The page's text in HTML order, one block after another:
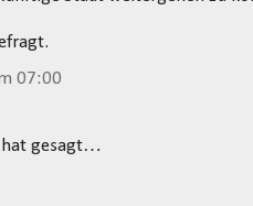
07:00
hat gesagt…